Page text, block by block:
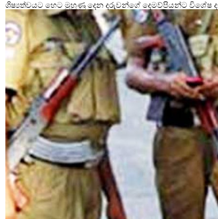
ශිෂ්‍යත්වයට හෙට මුහුණු දෙන දරුවන්ගේ දෙමව්පියන්ට විශේෂ